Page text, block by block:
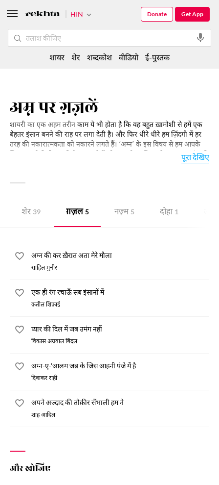
अम्न पर ग़ज़लें
शायरी का एक अहम तरीन काम ये भी होता है कि वह बहुत ख़ामोशी से हमें एक
बेहतर इंसान बनने की राह पर लगा देती है। और फिर धीरे धीरे हम ज़िंदगी में हर
तरह की नकारात्मकता को नकारने लगते हैं। ‘अम्न’ के इस विषय से हम आपके
लिए कुछ ऐसी ही शायरी पेश कर रहे हैं जो आपको हर क़िस्म के ख़तरनाक इंसानी
जज़्बात की गिरफ़्त से बचाने में अहम भूमिका अदा कर सकती है। ये शायरी बेहतर
कोशिश में लगे लोगों के लिए एक छोटी सी गाइड बुक भी। आप इसे पढ़िए और
पूरा देखिए
शेर 39 ग़ज़ल 5 नज़्म 5 दोहा 1
अम्न की कर ख़ैरात अता मेरे मौला
साहिल मुनीर
एक ही रंग रचाऊँ सब इंसानों में
क़तील शिफ़ाई
प्यार की दिल में जब उमंग नहीं
विकास अग्रवाल बिंदल
अम्न-ए-'आलम जब्र के जिस आहनी पंजे में है
दिवाकर राही
अपने अज्दाद की तौक़ीर सँभाली हम ने
शाह आदिल
और खोजिए
HIN Get App
Donate
शायर शेर शब्दकोश वीडियो ई-पुस्तक